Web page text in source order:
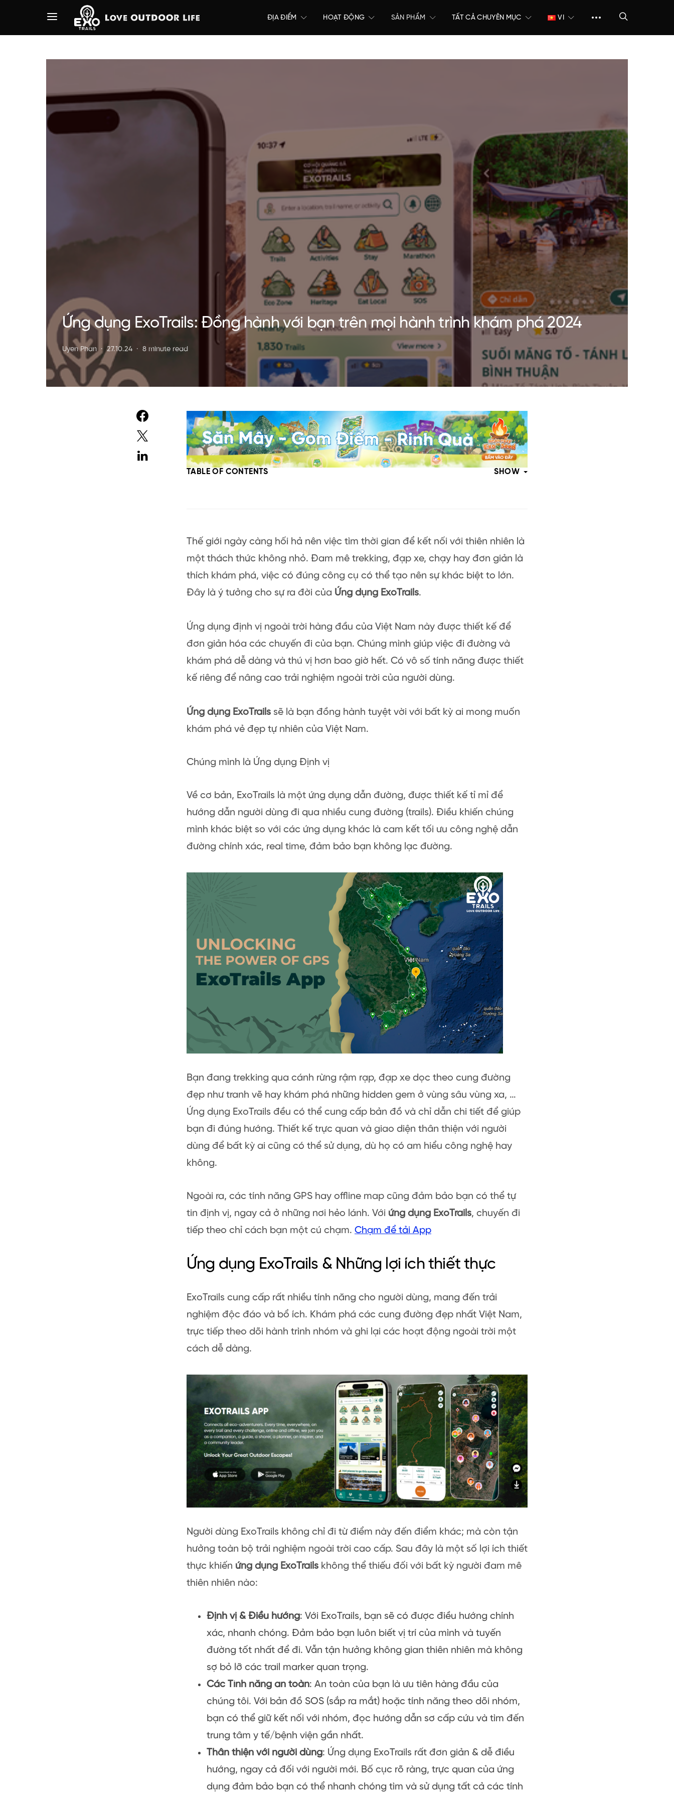
ĐỊA ĐIỂM HOẠT ĐỘNG SẢN PHẨM TẤT CẢ CHUYÊN MỤC VI
Ứng dụng ExoTrails: Đồng hành với bạn trên mọi hành trình khám phá 2024
Uyen Phan 27.10.24 8 minute read
TABLE OF CONTENTS SHOW
Thế giới ngày càng hối hả nên việc tìm thời gian để kết nối với thiên nhiên là
một thách thức không nhỏ. Đam mê trekking, đạp xe, chạy hay đơn giản là
thích khám phá, việc có đúng công cụ có thể tạo nên sự khác biệt to lớn.
Đây là ý tưởng cho sự ra đời của Ứng dụng ExoTrails.
Ứng dụng định vị ngoài trời hàng đầu của Việt Nam này được thiết kế để
đơn giản hóa các chuyến đi của bạn. Chúng mình giúp việc đi đường và
khám phá dễ dàng và thú vị hơn bao giờ hết. Có vô số tính năng được thiết
kế riêng để nâng cao trải nghiệm ngoài trời của người dùng.
Ứng dụng ExoTrails sẽ là bạn đồng hành tuyệt vời với bất kỳ ai mong muốn
khám phá vẻ đẹp tự nhiên của Việt Nam.
Chúng mình là Ứng dụng Định vị
Về cơ bản, ExoTrails là một ứng dụng dẫn đường, được thiết kế tỉ mỉ để
hướng dẫn người dùng đi qua nhiều cung đường (trails). Điều khiến chúng
mình khác biệt so với các ứng dụng khác là cam kết tối ưu công nghệ dẫn
đường chính xác, real time, đảm bảo bạn không lạc đường.
Bạn đang trekking qua cánh rừng rậm rạp, đạp xe dọc theo cung đường
đẹp như tranh vẽ hay khám phá những hidden gem ở vùng sâu vùng xa, …
Ứng dụng ExoTrails đều có thể cung cấp bản đồ và chỉ dẫn chi tiết để giúp
bạn đi đúng hướng. Thiết kế trực quan và giao diện thân thiện với người
dùng để bất kỳ ai cũng có thể sử dụng, dù họ có am hiểu công nghệ hay
không.
Ngoài ra, các tính năng GPS hay offline map cũng đảm bảo bạn có thể tự
tin định vị, ngay cả ở những nơi hẻo lánh. Với ứng dụng ExoTrails, chuyến đi
tiếp theo chỉ cách bạn một cú chạm. Chạm để tải App
Ứng dụng ExoTrails & Những lợi ích thiết thực
ExoTrails cung cấp rất nhiều tính năng cho người dùng, mang đến trải
nghiệm độc đáo và bổ ích. Khám phá các cung đường đẹp nhất Việt Nam,
trực tiếp theo dõi hành trình nhóm và ghi lại các hoạt động ngoài trời một
cách dễ dàng.
Người dùng ExoTrails không chỉ đi từ điểm này đến điểm khác; mà còn tận
hưởng toàn bộ trải nghiệm ngoài trời cao cấp. Sau đây là một số lợi ích thiết
thực khiến ứng dụng ExoTrails không thể thiếu đối với bất kỳ người đam mê
thiên nhiên nào:
Định vị & Điều hướng: Với ExoTrails, bạn sẽ có được điều hướng chính
xác, nhanh chóng. Đảm bảo bạn luôn biết vị trí của mình và tuyến
đường tốt nhất để đi. Vẫn tận hưởng không gian thiên nhiên mà không
sợ bỏ lỡ các trail marker quan trọng.
Các Tính năng an toàn: An toàn của bạn là ưu tiên hàng đầu của
chúng tôi. Với bản đồ SOS (sắp ra mắt) hoặc tính năng theo dõi nhóm,
bạn có thể giữ kết nối với nhóm, đọc hướng dẫn sơ cấp cứu và tìm đến
trung tâm y tế/bệnh viện gần nhất.
Thân thiện với người dùng: Ứng dụng ExoTrails rất đơn giản & dễ điều
hướng, ngay cả đối với người mới. Bố cục rõ ràng, trực quan của ứng
dụng đảm bảo bạn có thể nhanh chóng tìm và sử dụng tất cả các tính